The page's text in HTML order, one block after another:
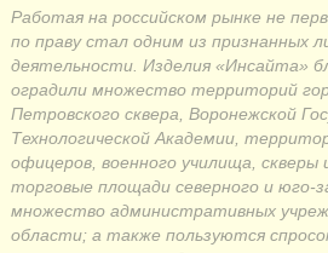
Работая на российском рынке не
по праву стал одним из признанных
деятельности. Изделия «Инсайта»
оградили множество территорий
Петровского сквера, Воронежской
Технологической Академии,
офицеров, военного училища, скверы
торговые площади северного и юго-
множество административных
области; а также пользуются